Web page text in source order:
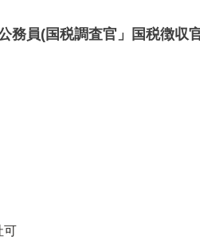
務員(国税調査官」国税徴収
可